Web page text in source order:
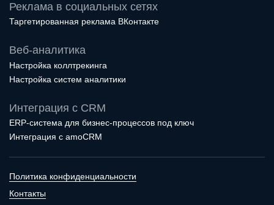
Реклама в социальных сетях
Таргетированная реклама ВКонтакте
Веб-аналитика
Настройка коллтрекинга
Настройка систем аналитики
Интеграция с CRM
ERP-система для бизнес-процессов под ключ
Интеграция с amoCRM
Политика конфиденциальности
Контакты